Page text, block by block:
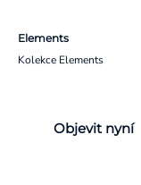
Elements
Kolekce Elements
Objevit nyní